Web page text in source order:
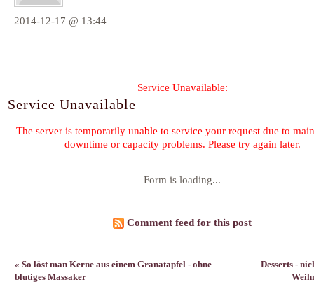
2014-12-17 @ 13:44
Form is loading...
Comment feed for this post
©2026 byClaudia Schmidt